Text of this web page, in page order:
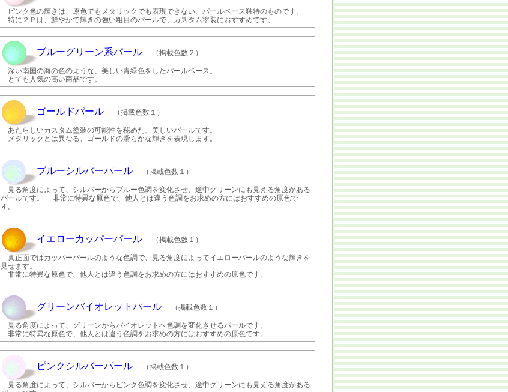
ピンク色の輝きは、原色でもメタリックでも表現できない、パールベース独特のものです。
特に２Ｐは、鮮やかで輝きの強い粗目のパールで、カスタム塗装におすすめです。
ブルーグリーン系パール （掲載色数２）
深い南国の海の色のような、美しい青緑色をしたパールベース。
とても人気の高い商品です。
ゴールドパール （掲載色数１）
あたらしいカスタム塗装の可能性を秘めた、美しいパールです。
メタリックとは異なる、ゴールドの滑らかな輝きを表現します。
ブルーシルバーパール （掲載色数１）
見る角度によって、シルバーからブルー色調を変化させ、途中グリーンにも見える角度がある
パールです。 非常に特異な原色で、他人とは違う色調をお求めの方にはおすすめの原色で
す。
イエローカッパーパール （掲載色数１）
真正面ではカッパーパールのような色調で、見る角度によってイエローパールのような輝きを
見せます。
非常に特異な原色で、他人とは違う色調をお求めの方にはおすすめの原色です。
グリーンバイオレットパール （掲載色数１）
見る角度によって、グリーンからバイオレットへ色調を変化させるパールです。
非常に特異な原色で、他人とは違う色調をお求めの方にはおすすめの原色です。
ピンクシルバーパール （掲載色数１）
見る角度によって、シルバーからピンク色調を変化させ、途中グリーンにも見える角度がある